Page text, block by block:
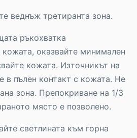
веднъж третиранта зона.
ръкохватка
кожата, оказвайте минимален
кожата. Източникът на
в пълен контакт с кожата. Не
зона. Препокриване на 1/3
място е позволено.
светлината към горна